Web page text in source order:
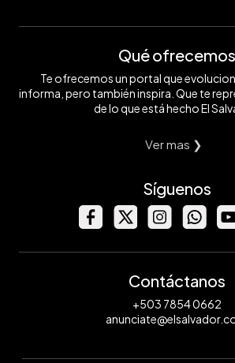
Qué ofrecemos
Te ofrecemos un portal que
informa, pero también inspira. Que te
de lo que está hecho El
Ver mas ❯
Síguenos
Contáctanos
+503 7854 0662